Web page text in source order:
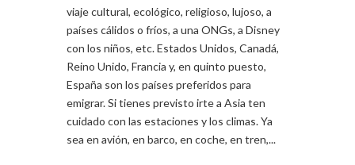
viaje cultural, ecológico, religioso, lujoso, a
países cálidos o fríos, a una ONGs, a Disney
con los niños, etc. Estados Unidos, Canadá,
Reino Unido, Francia y, en quinto puesto,
España son los países preferidos para
emigrar. Si tienes previsto irte a Asia ten
cuidado con las estaciones y los climas. Ya
sea en avión, en barco, en coche, en tren,...